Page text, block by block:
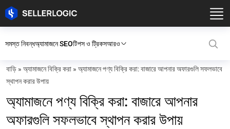
সমস্ত নিবন্ধঅ্যামাজনে SEOটিপস ও ট্রিকসআরও
বাড়ি » অ্যামাজনে বিক্রি করা » অ্যামাজনে পণ্য বিক্রি করা: বাজারে আপনার অফারগুলি সফলভাবে
স্থাপন করার উপায়
অ্যামাজনে পণ্য বিক্রি করা: বাজারে আপনার
অফারগুলি সফলভাবে স্থাপন করার উপায়